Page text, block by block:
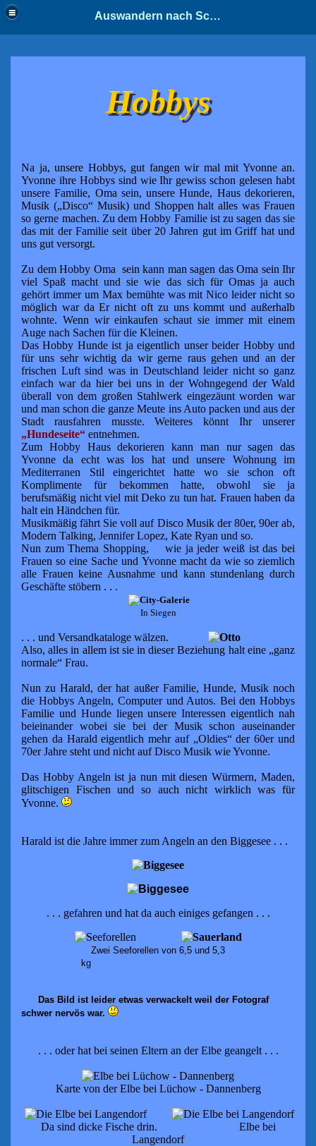
Auswandern nach Schweden
Hobbys
Na ja, unsere Hobbys, gut fangen wir mal mit Yvonne an.
Yvonne ihre Hobbys sind wie Ihr gewiss schon gelesen habt
unsere Familie, Oma sein, unsere Hunde, Haus dekorieren,
Musik („Disco“ Musik) und Shoppen halt alles was Frauen
so gerne machen. Zu dem Hobby Familie ist zu sagen das sie
das mit der Familie seit über20 Jahren gut im Griff hat und
uns gut versorgt.
Zu dem Hobby Oma sein kann man sagen das Oma sein Ihr
viel Spaß macht und sie wie das sich für Omas ja auch
gehört immer um Max bemühte was mit Nico leider nicht so
möglich war da Er nicht oft zu uns kommt und außerhalb
wohnte. Wenn wir einkaufen schaut sie immermit einem
Auge nach Sachen für die Kleinen.
Das Hobby Hunde ist ja eigentlich unser beider Hobby und
für uns sehr wichtigda wir gerne raus gehen und an der
frischen Luft sind was in Deutschlandleider nicht so ganz
einfach war da hier bei uns in der Wohngegendder Wald
überall von dem großen Stahlwerk eingezäunt worden war
und man schon die ganze Meute ins Auto packen und ausder
Stadt rausfahren musste. Weiteres könnt Ihr unserer
„Hundeseite“ entnehmen.
Zum Hobby Haus dekorieren kann man nur sagen das
Yvonne da echt
was los hat und unsere Wohnung im
Mediterranen Stil eingerichtethatte wo sie schon oft
Komplimente für bekommen hatte, obwohl sie ja
berufsmäßig nicht viel mit Deko zu tun hat. Frauen haben da
halt ein Händchen für.
Musikmäßig fährt Sie voll auf Disco Musik der 80er, 90er ab,
Modern Talking, Jennifer Lopez, Kate Ryan und so.
Nun zum Thema Shopping,
wie ja jeder weiß ist das bei
Frauenso eine Sache und Yvonne macht da wie so ziemlich
alle Frauen keine Ausnahme und kann stundenlang durch
Geschäfte stöbern . . .
In Siegen
. . . und Versandkataloge wälzen.
Also, alles in allem ist sie in dieser Beziehung halt eine „ganz
normale“ Frau.
Nun zu Harald, der hat außer Familie, Hunde, Musik noch
die Hobbys Angeln, Computer und Autos. Bei den Hobbys
Familie und Hunde liegen unsere Interessen eigentlich nah
beieinander wobei sie bei der Musik schon auseinander
gehen da Harald eigentlich mehr auf „Oldies“ der 60er und
70er Jahre steht und nicht auf Disco Musik wie Yvonne.
Das Hobby Angeln ist ja nun mit diesen Würmern, Maden,
glitschigen
Fischen und so auch nicht wirklich was für
Yvonne.
Harald ist die Jahre immer zum Angeln an den Biggesee . . .
. . . gefahren und hat da auch einiges gefangen . . .
Zwei Seeforellen von 6,5 und 5,3
kg
Das Bild ist leider etwas verwackelt weil der Fotograf
schwer nervös war.
. . . oder hat bei seinen Eltern an der Elbe geangelt . . .
Karte von der Elbe bei Lüchow - Dannenberg
Da sind dicke Fische drin. Elbe bei
Langendorf